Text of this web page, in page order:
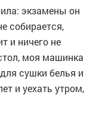
экзамены он
собирается,
и ничего не
моя машинка
сушки белья и
и уехать утром,